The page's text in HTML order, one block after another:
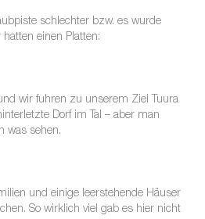
schlechter bzw. es wurde
einen Platten:
wir fuhren zu unserem Ziel Tuura
Dorf im Tal – aber man
was sehen.
und einige leerstehende Häuser
So wirklich viel gab es hier nicht